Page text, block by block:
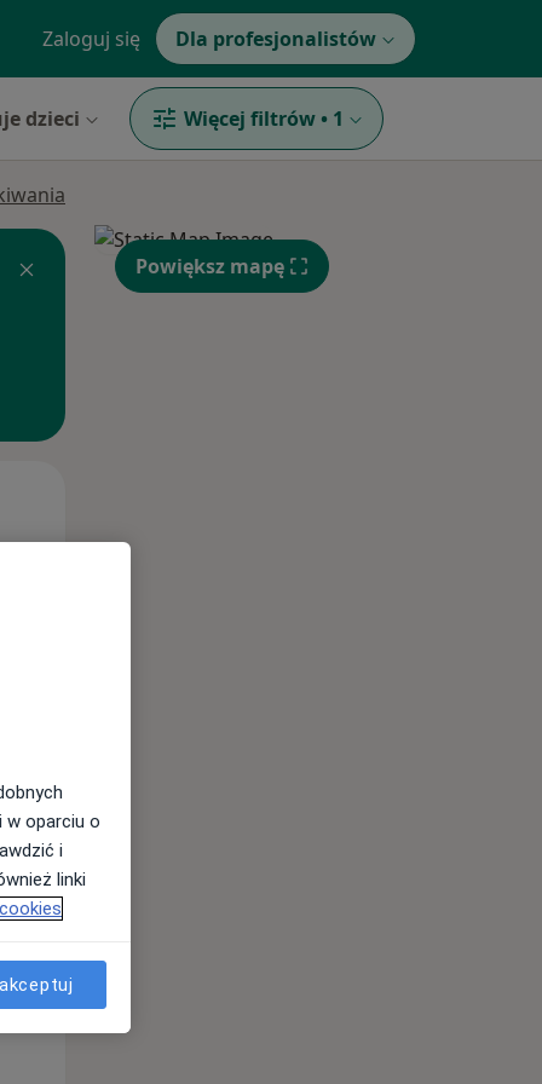
Zaloguj się Dla profesjonalistów
dzieci Więcej filtrów • 1
Wt,
11 Sie
Powiększ mapę
w oparciu o
i
linki